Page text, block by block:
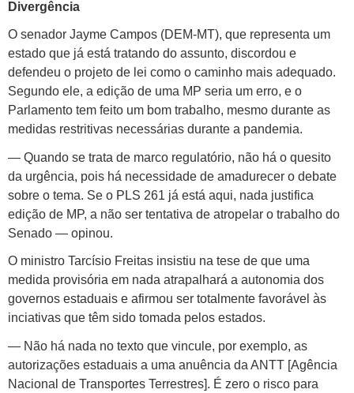
Divergência
O senador Jayme Campos (DEM-MT), que representa um
estado que já está tratando do assunto, discordou e
defendeu o projeto de lei como o caminho mais adequado.
Segundo ele, a edição de uma MP seria um erro, e o
Parlamento tem feito um bom trabalho, mesmo durante as
medidas restritivas necessárias durante a pandemia.
— Quando se trata de marco regulatório, não há o quesito
da urgência, pois há necessidade de amadurecer o debate
sobre o tema. Se o PLS 261 já está aqui, nada justifica
edição de MP, a não ser tentativa de atropelar o trabalho do
Senado — opinou.
O ministro Tarcísio Freitas insistiu na tese de que uma
medida provisória em nada atrapalhará a autonomia dos
governos estaduais e afirmou ser totalmente favorável às
inciativas que têm sido tomada pelos estados.
— Não há nada no texto que vincule, por exemplo, as
autorizações estaduais a uma anuência da ANTT [Agência
Nacional de Transportes Terrestres]. É zero o risco para